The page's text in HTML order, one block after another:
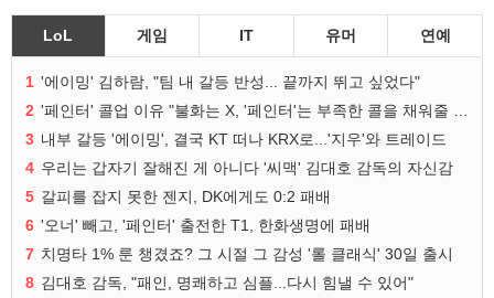
LoL 게임 IT 유머 연예
1 '에이밍' 김하람, "팀 내 갈등 반성... 끝까지 뛰고 싶었다"
2
3 내부 갈등 '에이밍', 결국 KT 떠나 KRX로...'지우'와 트레이드
4 우리는 갑자기 잘해진 게 아니다 '씨맥' 김대호 감독의 자신감
5 갈피를 잡지 못한 젠지, DK에게도 0:2 패배
6 '오너' 빼고, '페인터' 출전한 T1, 한화생명에 패배
7 치명타 1% 룬 챙겼죠? 그 시절 그 감성 '롤 클래식' 30일 출시
8 김대호 감독, "패인, 명쾌하고 심플...다시 힘낼 수 있어"